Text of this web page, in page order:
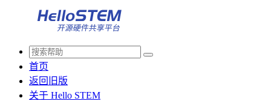
首页
返回旧版
关于 Hello STEM